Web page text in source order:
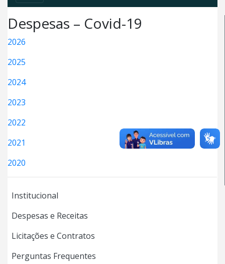
Despesas – Covid-19
2026
2025
2024
2023
2022
2021
2020
Institucional
Despesas e Receitas
Licitações e Contratos
Perguntas Frequentes